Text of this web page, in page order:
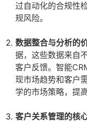
过自动化的合规性
规风险。
数据整合与分析的
据，这些数据来自
客户反馈。智能
现市场趋势和客户
学的市场策略，提
客户关系管理的核